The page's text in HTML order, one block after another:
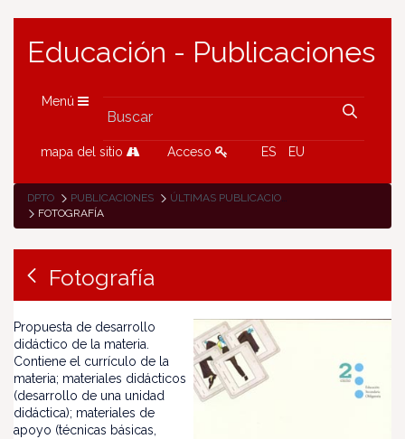
Educación - Publicaciones
Menú
mapa del sitio Acceso ES EU
DPTO PUBLICACIONES
ÚLTIMAS PUBLICACIONES
FOTOGRAFÍA
Fotografía
Propuesta de desarrollo
didáctico de la materia.
Contiene el currículo de la
materia; materiales didácticos
(desarrollo de una unidad
didáctica); materiales de
apoyo (técnicas básicas,